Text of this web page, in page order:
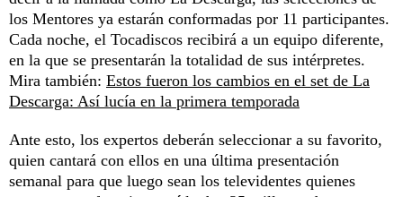
los Mentores ya estarán conformadas por 11 participantes.
Cada noche, el Tocadiscos recibirá a un equipo diferente,
en la que se presentarán la totalidad de sus intérpretes.
Mira también: Estos fueron los cambios en el set de La
Descarga: Así lucía en la primera temporada
Ante esto, los expertos deberán seleccionar a su favorito,
quien cantará con ellos en una última presentación
semanal para que luego sean los televidentes quienes